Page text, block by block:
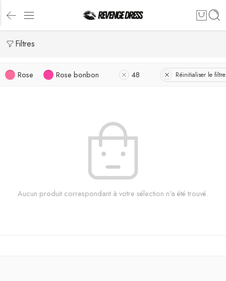
Filtres
Rose Rose bonbon 48 Réinitialiser le filtre
Aucun produit correspondant à votre sélection n'a été trouvé.